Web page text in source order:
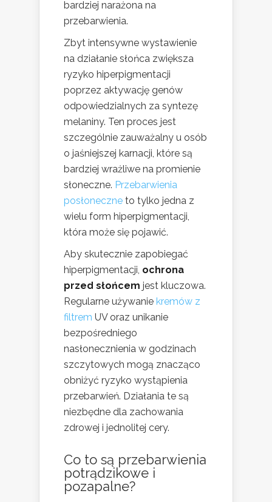
bardziej narażona na
przebarwienia.
Zbyt intensywne wystawienie
na działanie słońca zwiększa
ryzyko hiperpigmentacji
poprzez aktywację genów
odpowiedzialnych za syntezę
melaniny. Ten proces jest
szczególnie zauważalny u osób
o jaśniejszej karnacji, które są
bardziej wrażliwe na promienie
słoneczne. Przebarwienia
posłoneczne to tylko jedna z
wielu form hiperpigmentacji,
która może się pojawić.
Aby skutecznie zapobiegać
hiperpigmentacji, ochrona
przed słońcem jest kluczowa.
Regularne używanie kremów z
filtrem UV oraz unikanie
bezpośredniego
nasłonecznienia w godzinach
szczytowych mogą znacząco
obniżyć ryzyko wystąpienia
przebarwień. Działania te są
niezbędne dla zachowania
zdrowej i jednolitej cery.
Co to są przebarwienia
potrądzikowe i
pozapalne?